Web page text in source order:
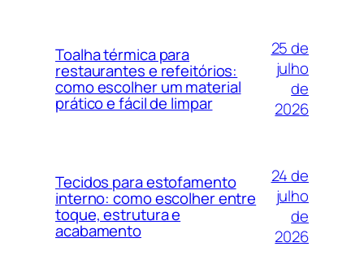
Toalha térmica para
restaurantes e refeitórios:
como escolher um material
prático e fácil de limpar
25 de
julho
de
2026
Tecidos para estofamento
interno: como escolher entre
toque, estrutura e
acabamento
24 de
julho
de
2026